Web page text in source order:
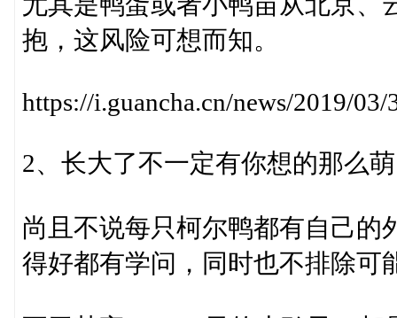
抱，这风险可想而知。
https://i.guancha.cn/news/2019/
2、长大了不一定有你想的那么萌
尚且不说每只柯尔鸭都有自己的
得好都有学问，同时也不排除可